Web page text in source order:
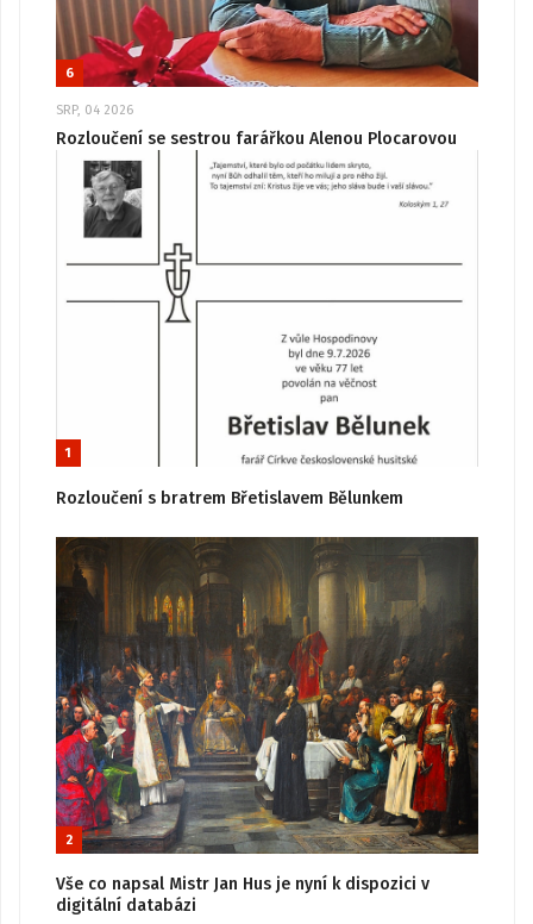
6
SRP, 04 2026
Rozloučení se sestrou farářkou Alenou Plocarovou
1
Rozloučení s bratrem Břetislavem Bělunkem
2
Vše co napsal Mistr Jan Hus je nyní k dispozici v
digitální databázi